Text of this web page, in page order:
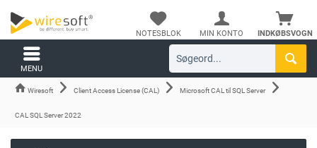
INDKØBSVOGN
NOTESBLOK MIN KONTO
MENU
Wiresoft Client Access License (CAL) Microsoft CAL til SQL Server
CAL SQL Server 2022